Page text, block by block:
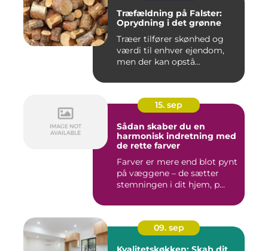
Træfældning på Falster:
Oprydning i det grønne
Træer tilfører skønhed og
værdi til enhver ejendom,
men der kan opstå...
15. sep
Sådan skaber du en
harmonisk indretning med
de rette farver
Farver er mere end blot pynt
på væggene – de sætter
stemningen i dit hjem, p...
09. sep